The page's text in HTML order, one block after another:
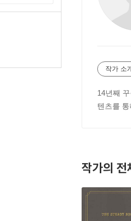
작가 소
14년째
텐츠를
작가의 전